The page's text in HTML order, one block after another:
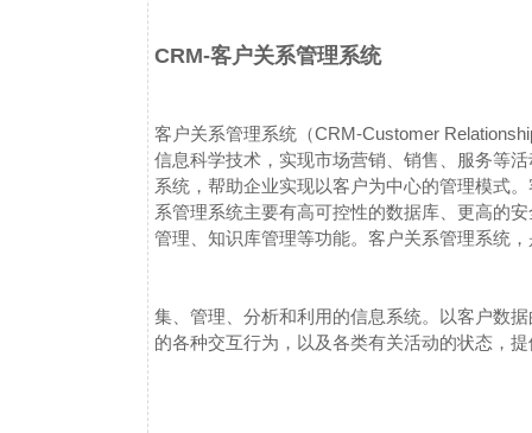
CRM-客户关系管理系统
客户关系管理系统（CRM-Customer
信息科学技术，实现市场营销、销售、服务等
系统，帮助企业实现以客户为中心的管理模式
系管理系统主要有高可控性的数据库、更高的
管理、知识库管理等功能。 客户关系管理系统
集、管理、分析和利用的信息系统。以客户数
的各种交互行为，以及各类有关活动的状态，